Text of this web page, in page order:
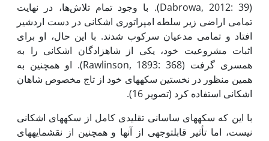
(Dabrowa, 2012: 39). با وجود تمام تلاش‌ها، در نهایت
تمامی اراضی زیر سلطه امپراتوری اشکانی در دست اردشیر
افتاد و تمامی مدعیان سرکوب شدند. با این حال، او برای
اثبات مشروعیت خود، یکی از شاهزادگان اشکانی را به
همسری گرفت (Rawlinson, 1893: 368). او همچنین به
همین منظور در نخستین سکه­های خود از تاج مخصوص شاهان
اشکانی استفاده کرد (تصویر 16).
با این که سکه­های ساسانی تقلیدی کامل از سکه­های اشکانی
نیست، اما تأثیر قابل­توجهی از آ‌نها و همچنین از نقش­مایه­های